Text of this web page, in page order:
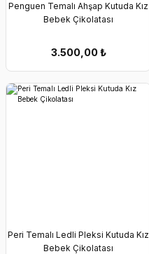
Penguen Temalı Ahşap Kutuda Kız
Bebek Çikolatası
3.500,00₺
Peri Temalı Ledli Pleksi Kutuda Kız
Bebek Çikolatası